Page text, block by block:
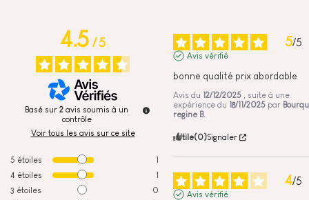
4.5/5
Basé sur 2 avis soumis à un
contrôle
Voir tous les avis sur ce site
5 étoiles
1
4 étoiles
1
3 étoiles
0
5/5
Avis vérifié
bonne qualité prix abordable
Avis du 12/12/2025 , suite à une
expérience du 18/11/2025 par
regine B.
Utile(0)Signaler
4/5
Avis vérifié